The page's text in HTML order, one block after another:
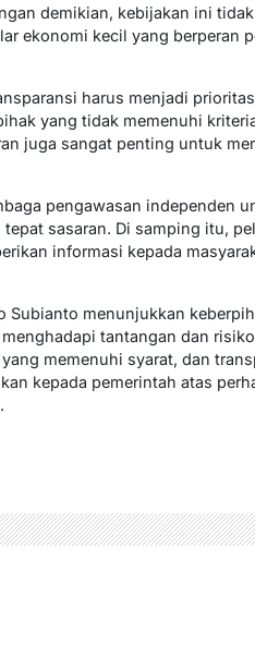
demikian, kebijakan ini
ekonomi kecil yang berperan
harus menjadi
yang tidak memenuhi
juga sangat penting untuk
pengawasan independen
sasaran. Di samping itu,
informasi kepada
menunjukkan
tantangan dan
memenuhi syarat, dan
kepada pemerintah atas